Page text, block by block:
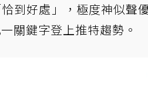
到好處」，極度神似聲
關鍵字登上推特趨勢。